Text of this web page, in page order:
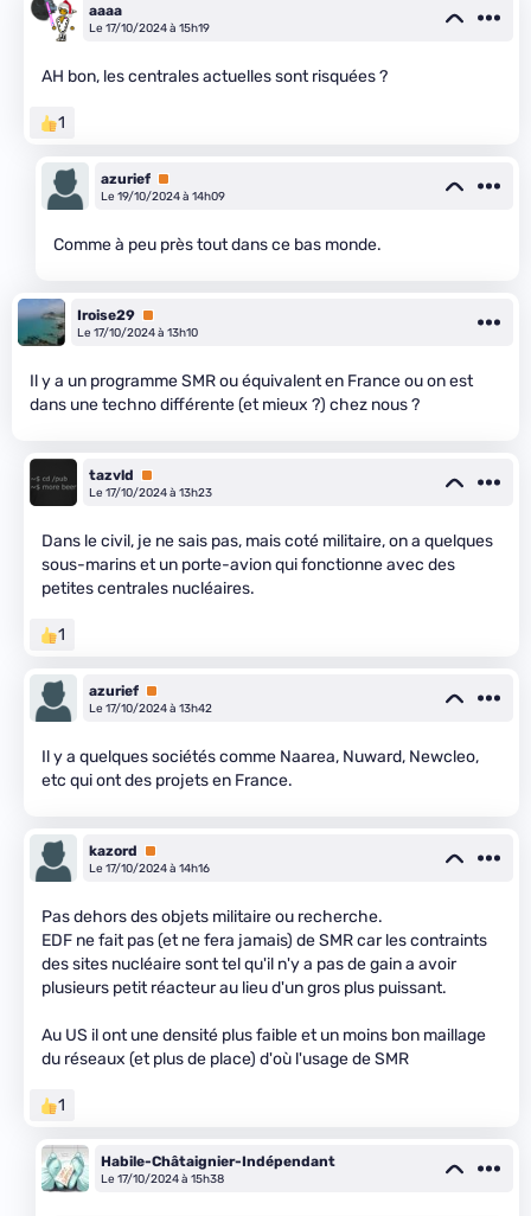
aaaa
Le 17/10/2024 à 15h19
AH bon, les centrales actuelles sont risquées ?
1
azurief Premium
Le 19/10/2024 à 14h09
Comme à peu près tout dans ce bas monde.
Iroise29 Premium
Le 17/10/2024 à 13h10
Il y a un programme SMR ou équivalent en France ou on est
dans une techno différente (et mieux ?) chez nous ?
tazvld
Premium
Le 17/10/2024 à 13h23
Dans le civil, je ne sais pas, mais coté militaire, on a quelques
sous-marins et un porte-avion qui fonctionne avec des
petites centrales nucléaires.
1
azurief Premium
Le 17/10/2024 à 13h42
Il y a quelques sociétés comme Naarea, Nuward, Newcleo,
etc qui ont des projets en France.
kazord
Premium
Le 17/10/2024 à 14h16
Pas dehors des objets militaire ou recherche.
EDF ne fait pas (et ne fera jamais) de SMR car les contraints
des sites nucléaire sont tel qu'il n'y a pas de gain a avoir
plusieurs petit réacteur au lieu d'un gros plus puissant.
Au US il ont une densité plus faible et un moins bon maillage
du réseaux (et plus de place) d'où l'usage de SMR
1
Habile-Châtaignier-Indépendant
Le 17/10/2024 à 15h38